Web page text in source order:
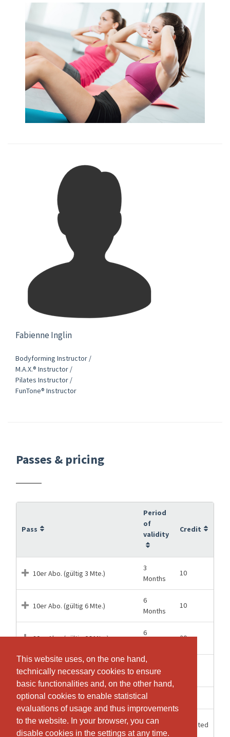
This website uses, on the one hand,
technically necessary cookies to ensure
basic functionalities and, on the other hand,
optional cookies to enable statistical
evaluations of usage and thus improvements
to the website. In your browser, you can
disable cookies in the settings at any time.
This website uses, on the one hand,
technically necessary cookies to ensure
basic functionalities and, on the other hand,
optional cookies to enable statistical
evaluations of usage and thus improvements
to the website. In your browser, you can
disable cookies in the settings at any time.
Fabienne Inglin
Bodyforming Instructor /
M.A.X.® Instructor /
Pilates Instructor /
FunTone® Instructor
Passes & pricing
Pass
Period
of
validity
Credit
10er Abo. (gültig 3 Mte.)
3
Months
10
10er Abo. (gültig 6 Mte.)
6
Months
10
20er Abo. (gültig 06 Mte.)
6
20
20er Abo. (gültig 12 Mte.)
12
Months
Einzellektion 1 Hours
Jahres Abo.
12
Months
Unlimited